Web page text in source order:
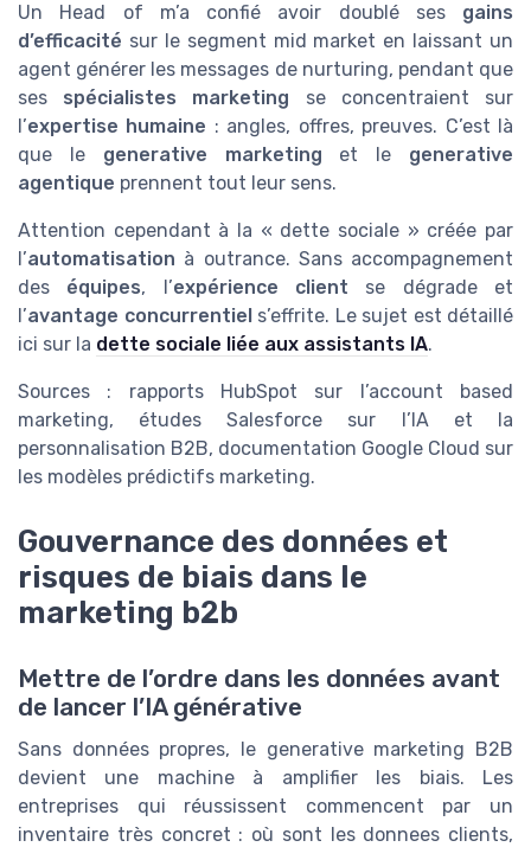
Un Head of m’a confié avoir doublé ses gains
d’efficacité sur le segment mid market en laissant un
agent générer les messages de nurturing, pendant que
ses spécialistes marketing se concentraient sur
l’expertise humaine : angles, offres, preuves. C’est là
que le generative marketing et le generative
agentique prennent tout leur sens.
Attention cependant à la « dette sociale » créée par
l’automatisation à outrance. Sans accompagnement
des équipes, l’expérience client se dégrade et
l’avantage concurrentiel s’effrite. Le sujet est détaillé
ici sur la dette sociale liée aux assistants IA.
Sources : rapports HubSpot sur l’account based
marketing, études Salesforce sur l’IA et la
personnalisation B2B, documentation Google Cloud sur
les modèles prédictifs marketing.
Gouvernance des données et
risques de biais dans le
marketing b2b
Mettre de l’ordre dans les données avant
de lancer l’IA générative
Sans données propres, le generative marketing B2B
devient une machine à amplifier les biais. Les
entreprises qui réussissent commencent par un
inventaire très concret : où sont les donnees clients,